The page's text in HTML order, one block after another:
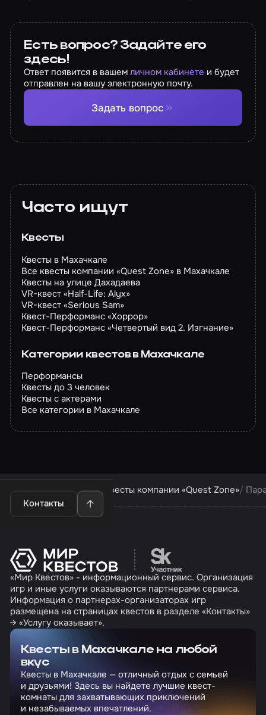
Есть вопрос? Задайте его
здесь!
Ответ появится в вашемличном кабинете и будет
отправлен на вашу электронную почту.
Задать вопрос
Часто ищут
Квесты
Квесты в Махачкале
Все квесты компании «Quest Zone» в Махачкале
Квесты на улице Дахадаева
VR-квест «Half-Life: Alyx»
VR-квест «Serious Sam»
Квест-Перформанс «Хоррор»
Квест-Перформанс «Четвертый вид 2. Изгнание»
Категории квестов в Махачкале
Перформансы
Квесты до 3 человек
Квесты с актерами
Все категории в Махачкале
Контакты
Квесты в Махачкале Квесты компании «Quest Zone»
Перейти на сайт
«Мир Квестов» - информационный сервис. Организация
игр и иные услуги оказываются партнерами сервиса.
Информация о партнерах-организаторах игр
размещена на страницах квестов в разделе «Контакты»
→ «Услугу оказывает».
Квесты в Махачкале на любой
вкус
Квесты в Махачкале — отличный отдых с семьей
и друзьями! Здесь вы найдете лучшие квест-
комнаты для захватывающих приключений
и незабываемых впечатлений.